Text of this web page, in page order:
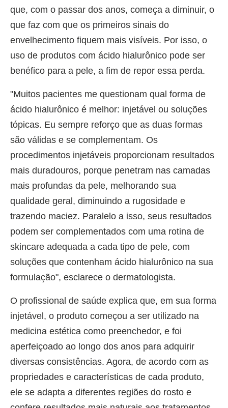
que, com o passar dos anos, começa a diminuir, o
que faz com que os primeiros sinais do
envelhecimento fiquem mais visíveis. Por isso, o
uso de produtos com ácido hialurônico pode ser
benéfico para a pele, a fim de repor essa perda.
"Muitos pacientes me questionam qual forma de
ácido hialurônico é melhor: injetável ou soluções
tópicas. Eu sempre reforço que as duas formas
são válidas e se complementam. Os
procedimentos injetáveis proporcionam resultados
mais duradouros, porque penetram nas camadas
mais profundas da pele, melhorando sua
qualidade geral, diminuindo a rugosidade e
trazendo maciez. Paralelo a isso, seus resultados
podem ser complementados com uma rotina de
skincare adequada a cada tipo de pele, com
soluções que contenham ácido hialurônico na sua
formulação", esclarece o dermatologista.
O profissional de saúde explica que, em sua forma
injetável, o produto começou a ser utilizado na
medicina estética como preenchedor, e foi
aperfeiçoado ao longo dos anos para adquirir
diversas consistências. Agora, de acordo com as
propriedades e características de cada produto,
ele se adapta a diferentes regiões do rosto e